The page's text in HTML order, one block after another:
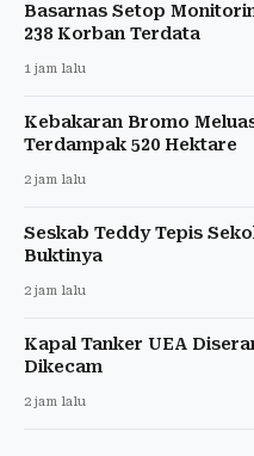
Basarnas Setop
238 Korban Terdata
1 jam lalu
Kebakaran Bromo
Terdampak 520 Hektare
2 jam lalu
Seskab Teddy Tepis
Buktinya
2 jam lalu
Kapal Tanker UEA
Dikecam
2 jam lalu